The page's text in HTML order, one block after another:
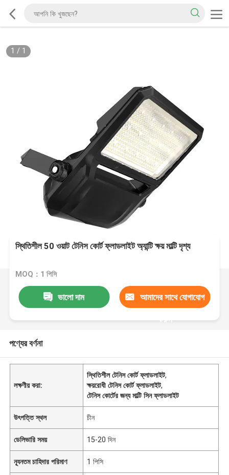
1 / 1
স্থিতিশীল 50 ওয়াট টেনিস কোর্ট ফ্লাডলাইট অ্যান্টি ক্ষয় মাল্টি দৃশ্য
MOQ：1 পিসি
ভালো দাম আমাদের সাথে যোগাযোগ
করুন
পণ্যের বর্ণনা
লক্ষণীয় করা:
স্থিতিশীল টেনিস কোর্ট ফ্লাডলাইট,
ক্ষয়রোধী টেনিস কোর্ট ফ্লাডলাইট,
টেনিস কোর্টের জন্য মাল্টি সিন ফ্লাডলাইট
উৎপত্তি স্থল চীন
ডেলিভারি সময় 15-20 দিন
ন্যূনতম চাহিদার পরিমাণ 1 পিসি